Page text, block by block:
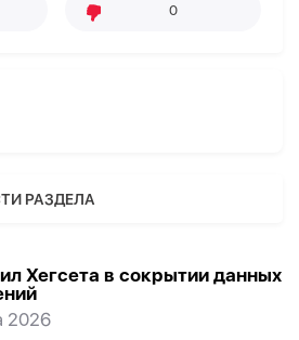
0
РАЗДЕЛА
Хегсета в сокрытии данных
2026